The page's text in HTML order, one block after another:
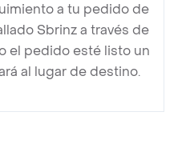
a tu pedido de
Sbrinz a través de
el pedido esté listo un
al lugar de destino.